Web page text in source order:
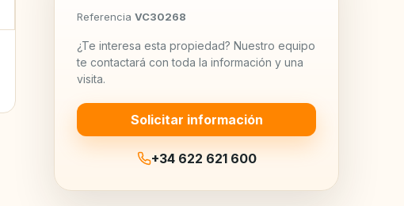
Referencia VC30268
¿Te interesa esta propiedad? Nuestro equipo
te contactará con toda la información y una
visita.
Solicitar información
+34 622 621 600